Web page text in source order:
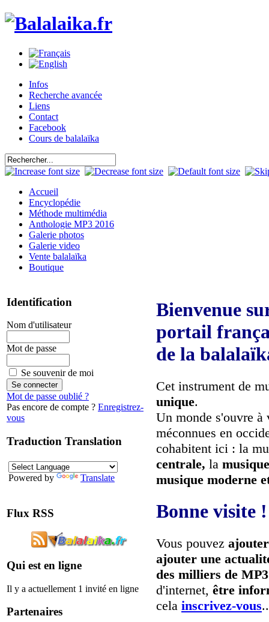
Infos
Recherche avancée
Liens
Contact
Facebook
Cours de balalaïka
Accueil
Encyclopédie
Méthode multimédia
Anthologie MP3 2016
Galerie photos
Galerie video
Vente balalaïka
Boutique
Identification
Nom d'utilisateur
Mot de passe
Se souvenir de moi
Mot de passe oublié ?
Pas encore de compte ? Enregistrez-
vous
Traduction Translation
Powered by Translate
Flux RSS
Qui est en ligne
Il y a actuellement 1 invité en ligne
Partenaires
Bienvenue
portail
de la
Cet instrument de
unique.
Un monde s'ouvre
méconnues en
cohabitent ici : la
centrale, la
musique moderne
Bonne visite !
Vous pouvez
ajouter une
des milliers de MP3
d'internet, être
cela inscrivez-vous